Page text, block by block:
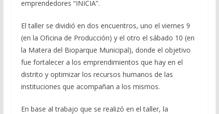
emprendedores “INICIA”.
El taller se dividió en dos encuentros, uno el viernes 9
(en la Oficina de Producción) y el otro el sábado 10 (en
la Matera del Bioparque Municipal), donde el objetivo
fue fortalecer a los emprendimientos que hay en el
distrito y optimizar los recursos humanos de las
instituciones que acompañan a los mismos.
En base al trabajo que se realizó en el taller, la